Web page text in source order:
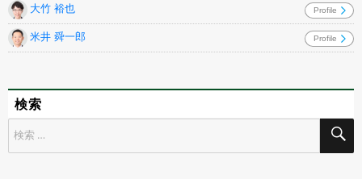
大竹 裕也 Profile
米井 舜一郎 Profile
検索
検